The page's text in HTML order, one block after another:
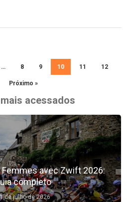
… 8 9 10 11 12
Próximo »
acessados
Femmes avec Zwift 2026:
completo
de julho de 2026